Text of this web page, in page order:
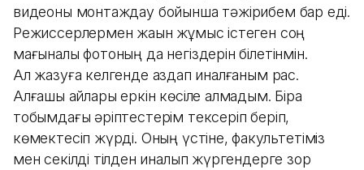
видеоны монтаждау бойынша тәжірибем бар еді.
Режиссерлермен жақын жұмыс істеген соң
мағыналы фотоның да негіздерін білетінмін.
Ал жазуға келгенде аздап қиналғаным рас.
Алғашқы айлары еркін көсіле алмадым. Бірақ
тобымдағы әріптестерім тексеріп беріп,
көмектесіп жүрді. Оның үстіне, факультетіміз
мен секілді тілден қиналып жүргендерге зор